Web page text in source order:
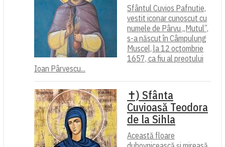
Sfântul Cuvios Pafnutie,
vestit iconar cunoscut cu
numele de Pârvu „Mutul”,
s-a născut în Câmpulung
Muscel, la 12 octombrie
1657, ca fiu al preotului
Ioan Pârvescu...
✝) Sfânta
Cuvioasă Teodora
de la Sihla
Această floare